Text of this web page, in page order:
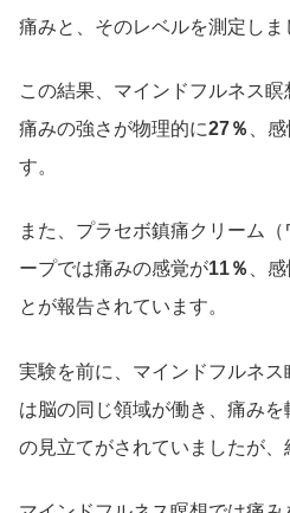
痛みと、そのレベルを測定しま
この結果、マインドフルネス瞑
痛みの強さが物理的に27％ 、
す。
また、プラセボ鎮痛クリーム
ープでは痛みの感覚が11％ 、
とが報告されています。
実験を前に、マインドフルネス
は脳の同じ領域が働き、痛み
の見立てがされていましたが、